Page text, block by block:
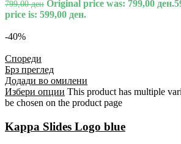
799,00ден Original price was: 799,00 ден.
price is: 599,00 ден.
-40%
Спореди
Брз преглед
Додади во омилени
Избери опции This product has multiple
be chosen on the product page
Kappa Slides Logo blue